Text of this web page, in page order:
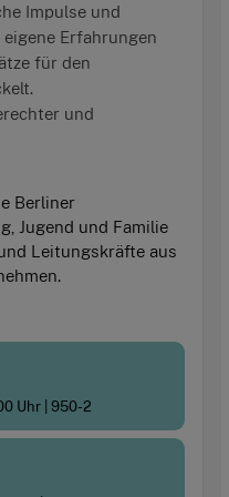
Impulse und
Erfahrungen
für den
und
Berliner
Jugend und Familie
Leitungskräfte aus
Uhr | 950-2